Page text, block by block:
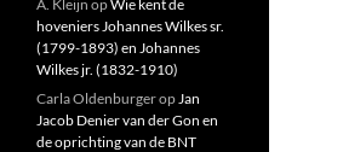
A. Kleijn opWie kent de
hoveniers Johannes Wilkes sr.
(1799-1893) en Johannes
Wilkes jr. (1832-1910)
Carla Oldenburgerop Jan
Jacob Denier van der Gon en
de oprichting van de BNT